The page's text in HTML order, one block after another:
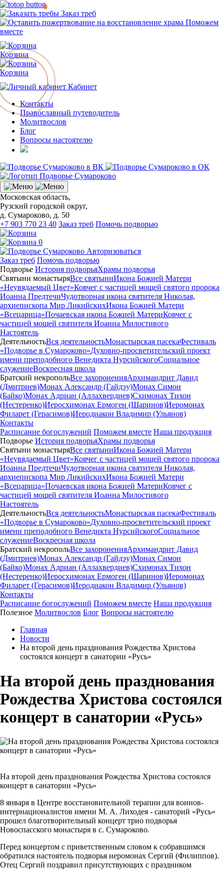
Заказ треб
Поможем
вместе
Корзина
Корзина
0
Кабинет
Контакты
Православный путеводитель
Молитвослов
Блог
Вопросы настоятелю
Московская область,
Рузский городской округ,
д. Сумароково, д. 50
+7 903 770 23 40 Заказ треб Помочь подворью
0
Авторизоваться
Заказ треб Помочь подворью
Подворье История подворьяХрамы подворья
Святыни монастыряВсе святыниИкона Божией Матери
«Неувядаемый Цвет»Ковчег с частицей мощей святого пророка
Иоанна ПредтечиЧудотворная икона святителя Николая,
архиепископа Мир ЛикийскихИкона Божией Матери
«Всецарица»Почаевская икона Божией МатериКовчег с
частицей мощей святителя Иоанна Милостивого
Настоятель
ДеятельностьВся деятельностьМонастырская пасекаФестиваль
«Подворье в Сумароково»Духовно-просветительский проект
имени преподобного Венедикта НурсийскогоСоциальное
служениеВоскресная школа
Братский некропольВсе захороненияАрхимандрит Давид
(Дмитриев)Монах Александр (Гайдэу)Монах Симон
(Байко)Монах Адриан (Аллахвердиев)Схимонах Тихон
(Нестеренко)Иеросхимонах Ермоген (Шаринов)Иеромонах
Филарет (Герасимов)Иеродиакон Владимир (Ульянов)
Контакты
Расписание богослужений Поможем вместе Наша продукция
Подворье История подворьяХрамы подворья
Святыни монастыряВсе святыниИкона Божией Матери
«Неувядаемый Цвет»Ковчег с частицей мощей святого пророка
Иоанна ПредтечиЧудотворная икона святителя Николая,
архиепископа Мир ЛикийскихИкона Божией Матери
«Всецарица»Почаевская икона Божией МатериКовчег с
частицей мощей святителя Иоанна Милостивого
Настоятель
ДеятельностьВся деятельностьМонастырская пасекаФестиваль
«Подворье в Сумароково»Духовно-просветительский проект
имени преподобного Венедикта НурсийскогоСоциальное
служениеВоскресная школа
Братский некропольВсе захороненияАрхимандрит Давид
(Дмитриев)Монах Александр (Гайдэу)Монах Симон
(Байко)Монах Адриан (Аллахвердиев)Схимонах Тихон
(Нестеренко)Иеросхимонах Ермоген (Шаринов)Иеромонах
Филарет (Герасимов)Иеродиакон Владимир (Ульянов)
Контакты
Расписание богослужений Поможем вместе Наша продукция
Полезное Молитвослов Блог Вопросы настоятелю
Главная
Новости
На второй день празднования Рождества Христова
состоялся концерт в санатории «Русь»
На второй день празднования
Рождества Христова состоялся
концерт в санатории «Русь»
На второй день празднования Рождества Христова состоялся
концерт в санатории «Русь»
8 января в Центре восстановительной терапии для воинов-
интернационалистов имени М. А. Лиходея - санаторий «Русь»
прошел благотворительный концерт трио подворья
Новоспасского монастыря в с. Сумароково.
Перед концертом с приветственным словом к собравшимся
обратился настоятель подворья иеромонах Сергий (Филиппов).
Отец Сергий поздравил присутствующих с праздником